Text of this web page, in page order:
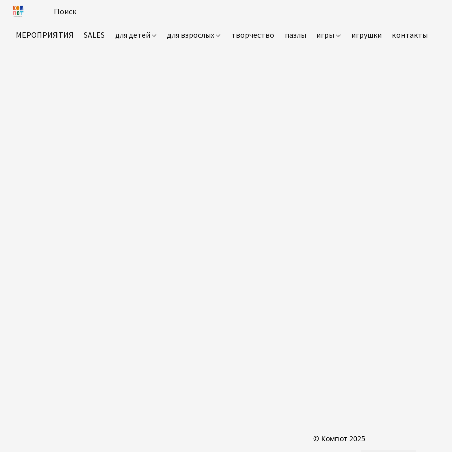
МЕРОПРИЯТИЯ SALES для детей для взрослых творчество пазлы игры игрушки контакты
© Компот 2025